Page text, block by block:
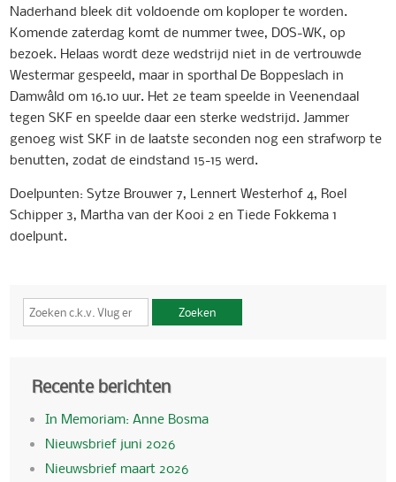
Naderhand bleek dit voldoende om koploper te worden.
Komende zaterdag komt de nummer twee, DOS-WK, op
bezoek. Helaas wordt deze wedstrijd niet in de vertrouwde
Westermar gespeeld, maar in sporthal De Boppeslach in
Damwâld om 16.10 uur. Het 2e team speelde in Veenendaal
tegen SKF en speelde daar een sterke wedstrijd. Jammer
genoeg wist SKF in de laatste seconden nog een strafworp te
benutten, zodat de eindstand 15-15 werd.
Doelpunten: Sytze Brouwer 7, Lennert Westerhof 4, Roel
Schipper 3, Martha van der Kooi 2 en Tiede Fokkema 1
doelpunt.
Zoeken
Recente berichten
In Memoriam: Anne Bosma
Nieuwsbrief juni 2026
Nieuwsbrief maart 2026